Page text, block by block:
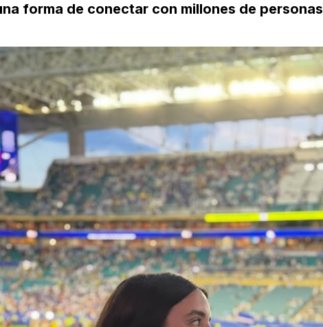
forma de conectar con millones de personas